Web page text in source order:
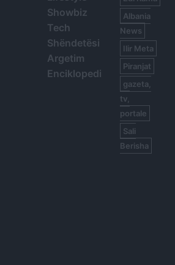
Showbiz
Tech
Shëndetësi
Argetim
Enciklopedi
Albania
News
Ilir Meta
Piranjat
gazeta,
tv,
portale
Sali
Berisha